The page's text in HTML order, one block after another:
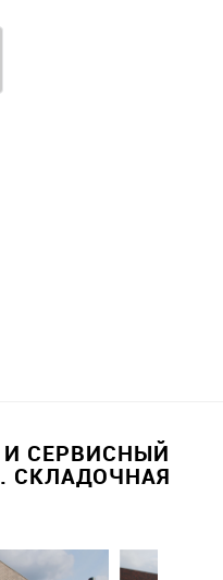
СЕРВИСНЫЙ
СКЛАДОЧНАЯ